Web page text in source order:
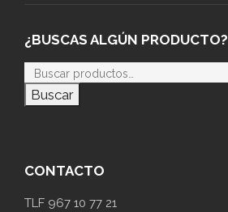
¿BUSCAS ALGÚN PRODUCTO?
Buscar
CONTACTO
TLF 967 10 77 21